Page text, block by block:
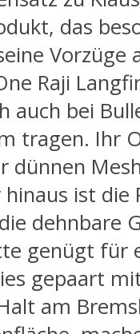
das
Vorzüge
Raji
auch bei
tragen. Ihr
dünnen
ist die
dehnbare
genügt für
gepaart
am